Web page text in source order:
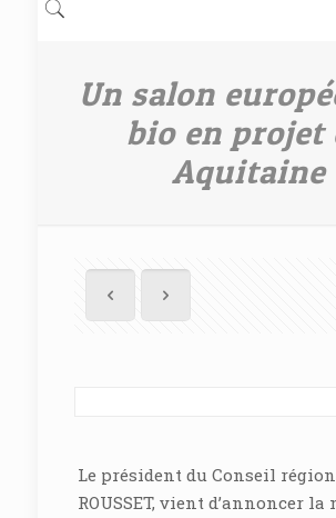
Un salon
bio en projet
Aquitaine
Le président du Conseil
ROUSSET, vient d’annoncer la